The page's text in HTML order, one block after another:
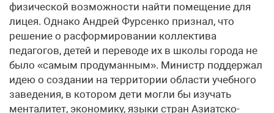
физической возможности найти помещение для
лицея. Однако Андрей Фурсенко признал, что
решение о расформировании коллектива
педагогов, детей и переводе их в школы города не
было «самым продуманным». Министр поддержал
идею о создании на территории области учебного
заведения, в котором дети могли бы изучать
менталитет, экономику, языки стран Азиатско-